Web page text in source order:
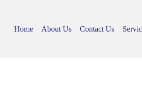
Home About Us Contact Us